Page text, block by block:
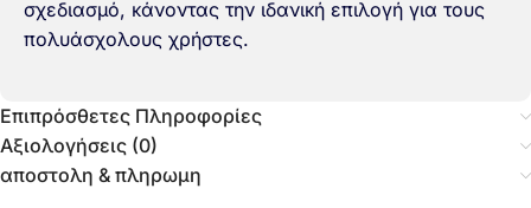
σχεδιασμό, κάνοντας την ιδανική επιλογή για τους
πολυάσχολους χρήστες.
Επιπρόσθετες Πληροφορίες
Αξιολογήσεις (0)
αποστολη & πληρωμη